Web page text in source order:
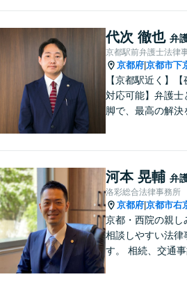
代次 徹也 弁
京都駅前弁護士法律
京都府 京都市下
【京都駅近く】
対応可能】弁護士
脚で、最高の解決
可能です。【地域
弁護士】まずは当
料法律相談をご体
い。
河本 晃輔 弁
洛彩総合法律事務所
京都府 京都市右
京都・西院の親し
相談しやすい法律
す。 相続、交通事